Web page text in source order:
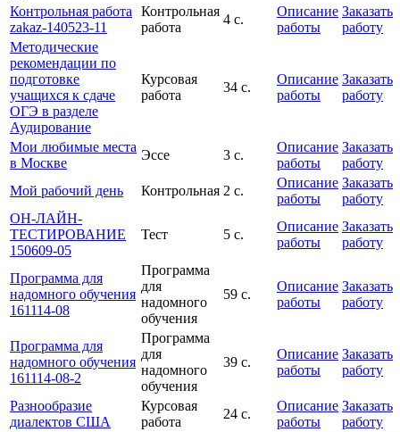
Контрольная работа
zakaz-140523-11
Контрольная
работа
4 с.
Описание
работы
Заказать
работу
Методические
рекомендации по
подготовке
учащихся к сдаче
ОГЭ в разделе
Аудирование
Курсовая
работа
34 с.
Описание
работы
Заказать
работу
Мои любимые места
в Москве
Эссе 3 с.
Описание
работы
Заказать
работу
Мой рабочий день
Контрольная 2 с.
Описание
работы
Заказать
работу
ОН-ЛАЙН-
ТЕСТИРОВАНИЕ
150609-05
Тест 5 с.
Описание
работы
Заказать
работу
Программа для
надомного обучения
161114-08
Программа
для
надомного
обучения
59 с.
Описание
работы
Заказать
работу
Программа для
надомного обучения
161114-08-2
Программа
для
надомного
обучения
39 с.
Описание
работы
Заказать
работу
Разнообразие
диалектов США
Курсовая
работа
24 с.
Описание
работы
Заказать
работу